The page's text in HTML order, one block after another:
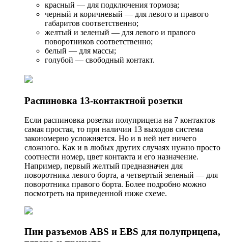
красный — для подключения тормоза;
черный и коричневый — для левого и правого
габаритов соответственно;
желтый и зеленый — для левого и правого
поворотников соответственно;
белый — для массы;
голубой — свободный контакт.
Распиновка 13-контактной розетки
Если распиновка розетки полуприцепа на 7 контактов
самая простая, то при наличии 13 выходов система
закономерно усложняется. Но и в ней нет ничего
сложного. Как и в любых других случаях нужно просто
соотнести номер, цвет контакта и его назначение.
Например, первый желтый предназначен для
поворотника левого борта, а четвертый зеленый — для
поворотника правого борта. Более подробно можно
посмотреть на приведенной ниже схеме.
Пин разъемов ABS и EBS для полуприцепа,